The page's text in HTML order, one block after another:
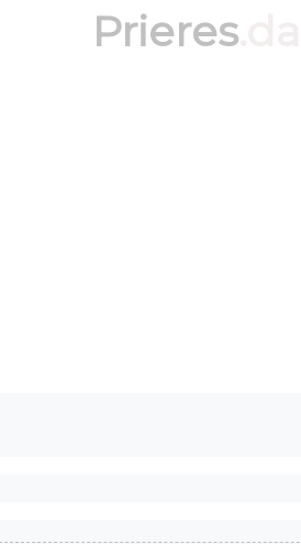
Prieres